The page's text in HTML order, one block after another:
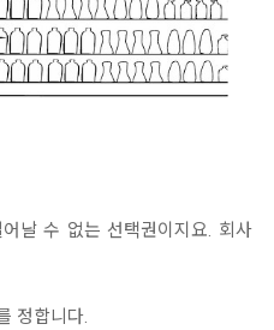
날 수 없는 선택권이지요. 회사
정합니다.